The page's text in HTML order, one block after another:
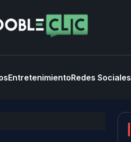
EntretenimientoRedes Sociales